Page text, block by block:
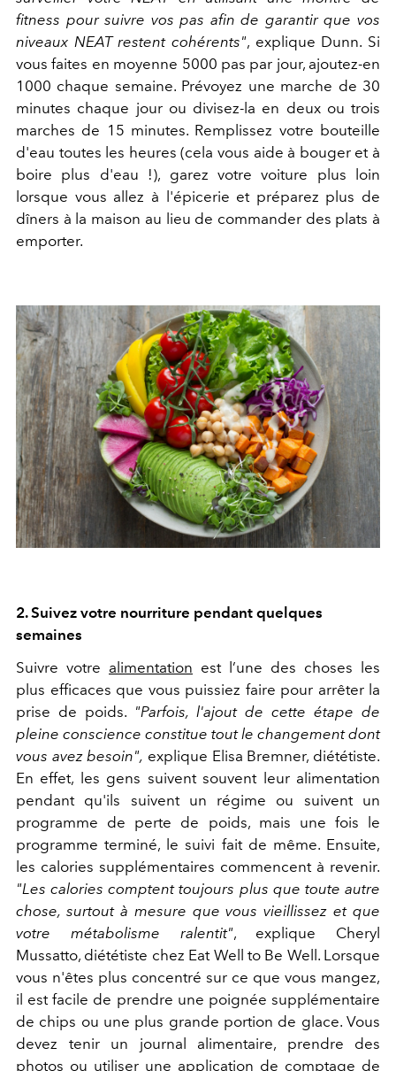
fitness pour suivre vos pas afin de garantir que vos
niveaux NEAT restent cohérents", explique Dunn. Si
vous faites en moyenne 5000 pas par jour, ajoutez-en
1000 chaque semaine. Prévoyez une marche de 30
minutes chaque jour ou divisez-la en deux ou trois
marches de 15 minutes. Remplissez votre bouteille
d'eau toutes les heures (cela vous aide à bouger et à
boire plus d'eau !), garez votre voiture plus loin
lorsque vous allez à l'épicerie et préparez plus de
dîners à la maison au lieu de commander des plats à
emporter.
2. Suivez votre nourriture pendant quelques
semaines
Suivre votre alimentation est l’une des choses les
plus efficaces que vous puissiez faire pour arrêter la
prise de poids. "Parfois, l'ajout de cette étape de
pleine conscience constitue tout le changement dont
vous avez besoin", explique Elisa Bremner, diététiste.
En effet, les gens suivent souvent leur alimentation
pendant qu'ils suivent un régime ou suivent un
programme de perte de poids, mais une fois le
programme terminé, le suivi fait de même. Ensuite,
les calories supplémentaires commencent à revenir.
"Les calories comptent toujours plus que toute autre
chose, surtout à mesure que vous vieillissez et que
votre métabolisme ralentit", explique Cheryl
Mussatto, diététiste chez Eat Well to Be Well. Lorsque
vous n'êtes plus concentré sur ce que vous mangez,
il est facile de prendre une poignée supplémentaire
de chips ou une plus grande portion de glace. Vous
devez tenir un journal alimentaire, prendre des
photos ou utiliser une application de comptage de